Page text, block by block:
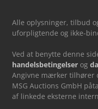
Alle oplysninger, tilbud
uforpligtende og ikke-
Ved at benytte denne
handelsbetingelser og
Angivne mærker tilhører
MSG Auctions GmbH
af linkede eksterne